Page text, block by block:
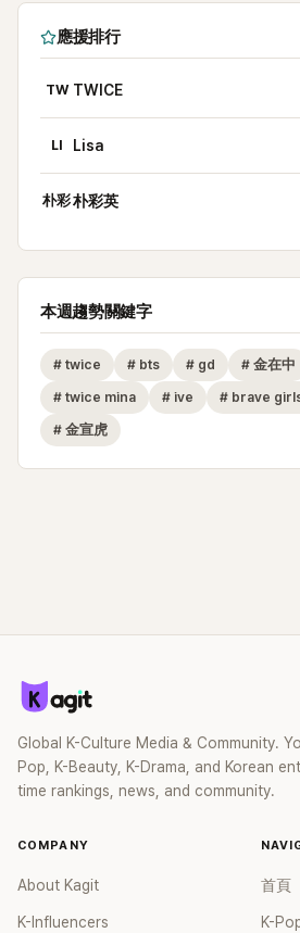
應援排行
TW TWICE
LI Lisa
朴彩朴彩英
本週趨勢關鍵字
# twice # bts # gd # 金在中
# twice mina # ive # brave
# 金宣虎
Global K-Culture Media & Community.
Pop, K-Beauty, K-Drama, and Korean
time rankings, news, and community.
COMPANY
About Kagit
K-Influencers
首頁
K-